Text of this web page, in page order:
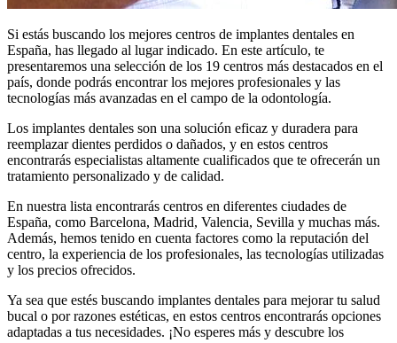
Si estás buscando los mejores centros de implantes dentales en
España, has llegado al lugar indicado. En este artículo, te
presentaremos una selección de los 19 centros más destacados en el
país, donde podrás encontrar los mejores profesionales y las
tecnologías más avanzadas en el campo de la odontología.
Los implantes dentales son una solución eficaz y duradera para
reemplazar dientes perdidos o dañados, y en estos centros
encontrarás especialistas altamente cualificados que te ofrecerán un
tratamiento personalizado y de calidad.
En nuestra lista encontrarás centros en diferentes ciudades de
España, como Barcelona, Madrid, Valencia, Sevilla y muchas más.
Además, hemos tenido en cuenta factores como la reputación del
centro, la experiencia de los profesionales, las tecnologías utilizadas
y los precios ofrecidos.
Ya sea que estés buscando implantes dentales para mejorar tu salud
bucal o por razones estéticas, en estos centros encontrarás opciones
adaptadas a tus necesidades. ¡No esperes más y descubre los